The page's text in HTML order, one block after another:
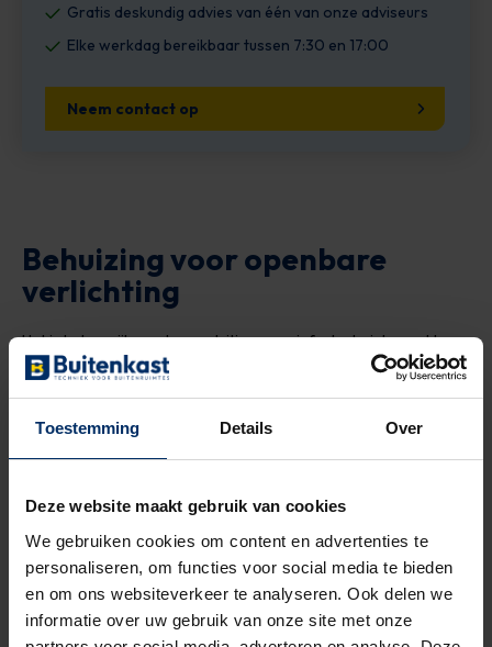
Toestemming Details Over
Deze website maakt gebruik van cookies
We gebruiken cookies om content en advertenties te
personaliseren, om functies voor social media te bieden
en om ons websiteverkeer te analyseren. Ook delen we
informatie over uw gebruik van onze site met onze
Gratis deskundig advies van één van onze adviseurs
Elke werkdag bereikbaar tussen 7:30 en 17:00
Neem contact op
Behuizing voor openbare
verlichting
Het is belangrijk om de aansluiting voor infratechniek goed te
beschermen. Met een OV-kast van Buitenkast ben je verzekerd
en inhoud van een OV-kast in jouw situatie.
Ben je benieuwd hoe we je kunnen helpen? Neem contact op.
Neem contact op